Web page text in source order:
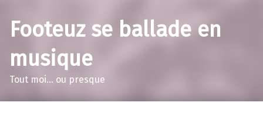
Footeuz se ballade en
musique
Tout moi… ou presque